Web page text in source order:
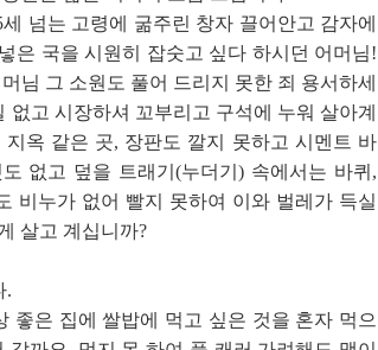
넘는 고령에 굶주린 창자 끌어안고 감자에
은 국을 시원히 잡숫고 싶다 하시던 어머님!
님 그 소원도 풀어 드리지 못한 죄 용서하세
없고 시장하셔 꼬부리고 구석에 누워 살아계
옥 같은 곳, 장판도 깔지 못하고 시멘트 바
없고 덮을 트래기(누더기) 속에서는 바퀴,
비누가 없어 빨지 못하여 이와 벌레가 득실
살고 계십니까?
.
좋은 집에 쌀밥에 먹고 싶은 것을 혼자 먹으